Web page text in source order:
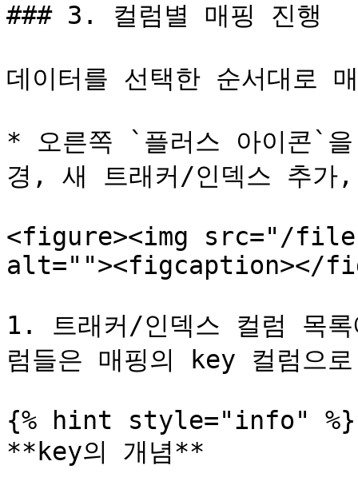
### 3. 컬럼별 매핑 진행
데이터를 선택한 순서대로
* 오른쪽 `플러스 아이콘`
경, 새 트래커/인덱스 추
<figure><img src="/files/
alt=""><figcaption></
1. 트래커/인덱스 컬럼 목
럼들은 매핑의 key 컬럼으
{% hint style="info" %}
**key의 개념**